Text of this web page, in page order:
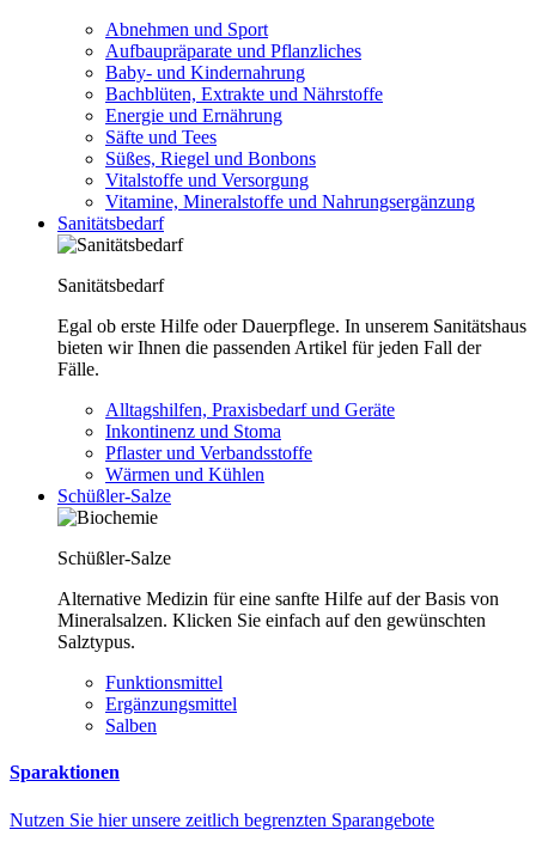
Abnehmen und Sport
Aufbaupräparate und Pflanzliches
Baby- und Kindernahrung
Bachblüten, Extrakte und Nährstoffe
Energie und Ernährung
Säfte und Tees
Süßes, Riegel und Bonbons
Vitalstoffe und Versorgung
Vitamine, Mineralstoffe und Nahrungsergänzung
Sanitätsbedarf
Sanitätsbedarf
Egal ob erste Hilfe oder Dauerpflege. In unserem Sanitätshaus
bieten wir Ihnen die passenden Artikel für jeden Fall der
Fälle.
Alltagshilfen, Praxisbedarf und Geräte
Inkontinenz und Stoma
Pflaster und Verbandsstoffe
Wärmen und Kühlen
Schüßler-Salze
Schüßler-Salze
Alternative Medizin für eine sanfte Hilfe auf der Basis von
Mineralsalzen. Klicken Sie einfach auf den gewünschten
Salztypus.
Funktionsmittel
Ergänzungsmittel
Salben
Sparaktionen
Nutzen Sie hier unsere zeitlich begrenzten Sparangebote